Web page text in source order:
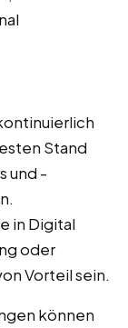
Stand
und -
in Digital
oder
Vorteil sein.
können